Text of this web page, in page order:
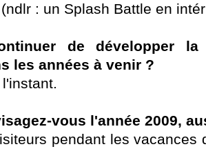
: un Splash Battle en
de développer
les années à venir ?
vous l'année 2009,
pendant les vacances